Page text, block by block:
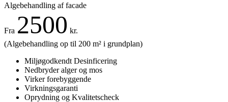
Algebehandling af facade
Fra 2500 kr.
(Algebehandling op til 200 m² i grundplan)
Miljøgodkendt Desinficering
Nedbryder alger og mos
Virker forebyggende
Virkningsgaranti
Oprydning og Kvalitetscheck